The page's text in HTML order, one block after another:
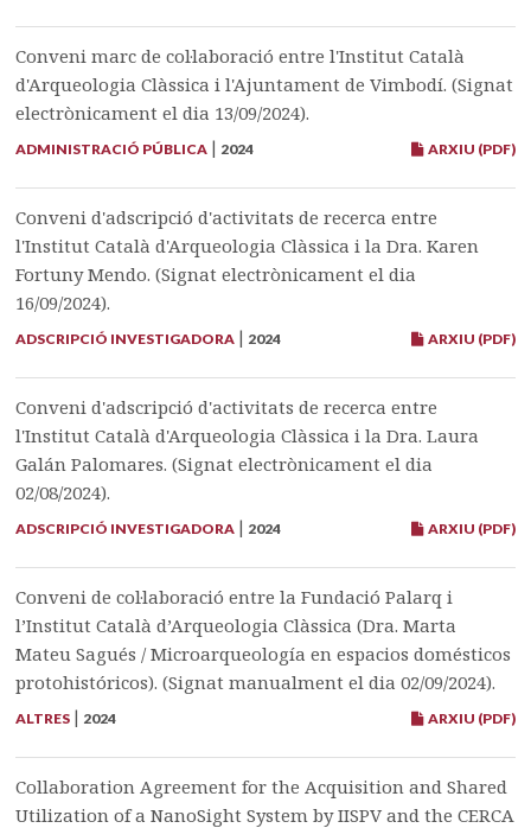
Conveni marc de col·laboració entre l'Institut Català
d'Arqueologia Clàssica i l'Ajuntament de Vimbodí. (Signat
electrònicament el dia 13/09/2024).
ARXIU (PDF)
ADMINISTRACIÓ PÚBLICA | 2024
Conveni d'adscripció d'activitats de recerca entre
l'Institut Català d'Arqueologia Clàssica i la Dra. Karen
Fortuny Mendo. (Signat electrònicament el dia
16/09/2024).
ARXIU (PDF)
ADSCRIPCIÓ INVESTIGADORA | 2024
Conveni d'adscripció d'activitats de recerca entre
l'Institut Català d'Arqueologia Clàssica i la Dra. Laura
Galán Palomares. (Signat electrònicament el dia
02/08/2024).
ARXIU (PDF)
ADSCRIPCIÓ INVESTIGADORA | 2024
Conveni de col·laboració entre la Fundació Palarq i
l’Institut Català d’Arqueologia Clàssica (Dra. Marta
Mateu Sagués / Microarqueología en espacios domésticos
protohistóricos). (Signat manualment el dia 02/09/2024).
ARXIU (PDF)
ALTRES | 2024
Collaboration Agreement for the Acquisition and Shared
Utilization of a NanoSight System by IISPV and the CERCA